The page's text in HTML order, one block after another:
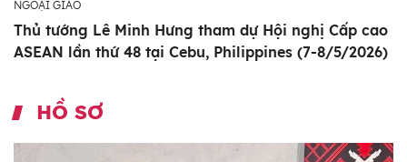
NGOẠI GIAO
Thủ tướng Lê Minh Hưng tham dự Hội nghị Cấp cao
ASEAN lần thứ 48 tại Cebu, Philippines (7-8/5/2026)
HỒ SƠ